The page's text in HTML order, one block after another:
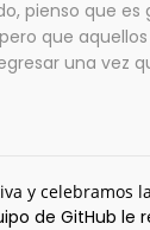
pienso que
que
una vez
y
de GitHub le